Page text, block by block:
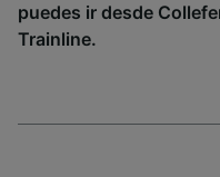
puedes ir desde
Trainline.